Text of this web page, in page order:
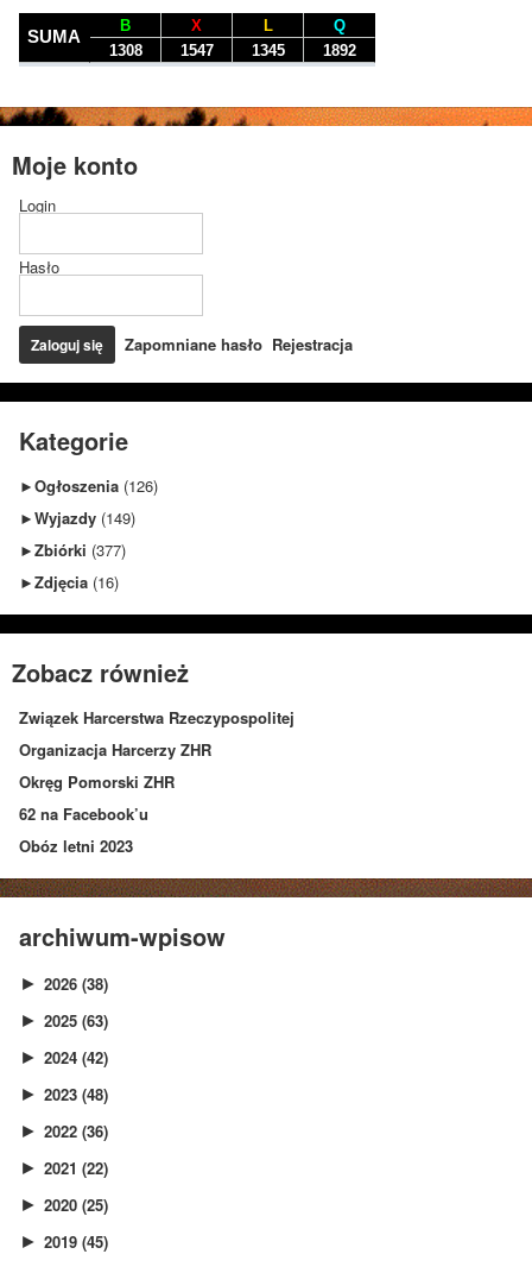
Moje konto
Login
Hasło
Zapomniane hasło Rejestracja
Kategorie
►Ogłoszenia (126)
►Wyjazdy (149)
►Zbiórki (377)
►Zdjęcia (16)
Zobacz również
Związek Harcerstwa Rzeczypospolitej
Organizacja Harcerzy ZHR
Okręg Pomorski ZHR
62 na Facebook’u
Obóz letni 2023
archiwum-wpisow
► 2026 (38)
► 2025 (63)
► 2024 (42)
► 2023 (48)
► 2022 (36)
► 2021 (22)
► 2020 (25)
► 2019 (45)